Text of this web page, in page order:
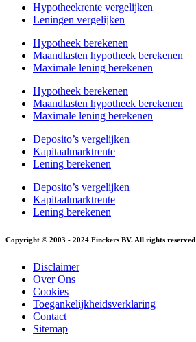
Hypotheekrente vergelijken
Leningen vergelijken
Hypotheek berekenen
Maandlasten hypotheek berekenen
Maximale lening berekenen
Hypotheek berekenen
Maandlasten hypotheek berekenen
Maximale lening berekenen
Deposito’s vergelijken
Kapitaalmarktrente
Lening berekenen
Deposito’s vergelijken
Kapitaalmarktrente
Lening berekenen
Copyright © 2003 - 2024 Finckers BV. All rights reserved
Disclaimer
Over Ons
Cookies
Toegankelijkheidsverklaring
Contact
Sitemap